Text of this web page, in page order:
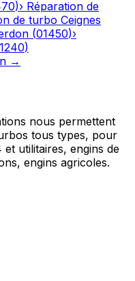
)› Réparation de
de turbo Ceignes
(01450)›
)
→
nous permettent
tous types, pour
utilitaires, engins de
engins agricoles.